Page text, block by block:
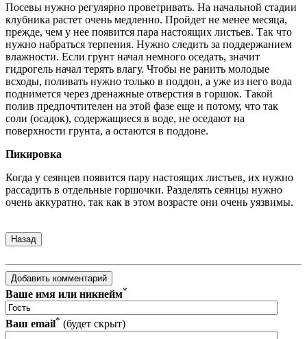
Посевы нужно регулярно проветривать. На начальной стадии
клубника растет очень медленно. Пройдет не менее месяца,
прежде, чем у нее появится пара настоящих листьев. Так что
нужно набраться терпения. Нужно следить за поддержанием
влажности. Если грунт начал немного оседать, значит
гидрогель начал терять влагу. Чтобы не ранить молодые
всходы, поливать нужно только в поддон, а уже из него вода
поднимется через дренажные отверстия в горшок. Такой
полив предпочтителен на этой фазе еще и потому, что так
соли (осадок), содержащиеся в воде, не оседают на
поверхности грунта, а остаются в поддоне.
Пикировка
Когда у сеянцев появится пару настоящих листьев, их нужно
рассадить в отдельные горшочки. Разделять сеянцы нужно
очень аккуратно, так как в этом возрасте они очень уязвимы.
Ваше имя или никнейм*
Ваш email* (будет скрыт)